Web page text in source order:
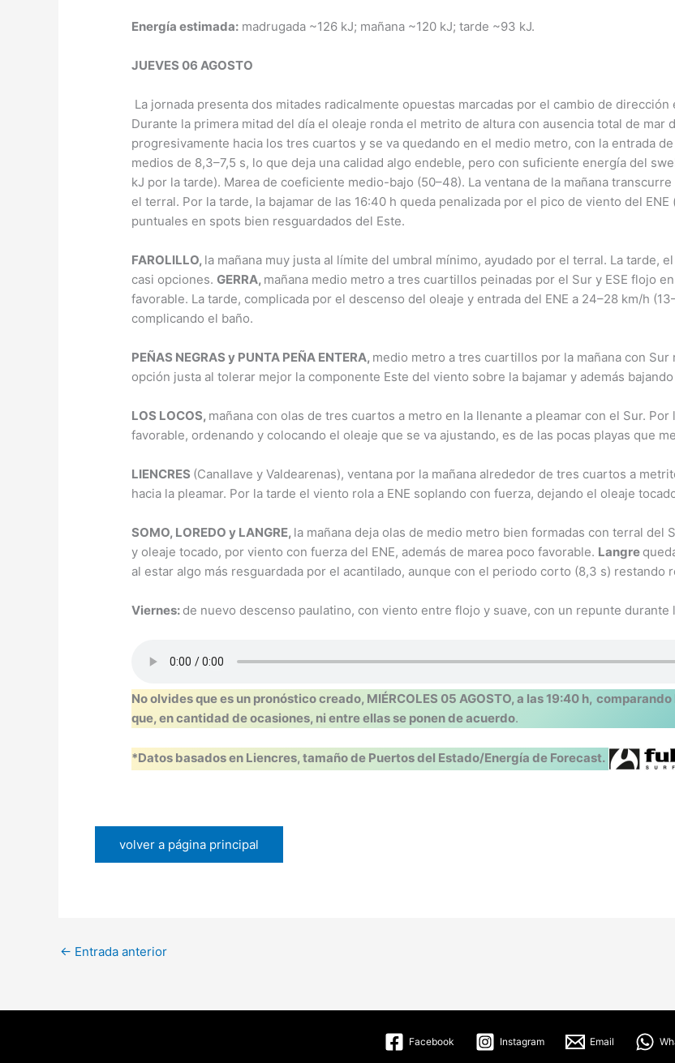
Energía estimada: madrugada ~126 kJ; mañana ~120 kJ; tarde ~93 kJ.
JUEVES 06 AGOSTO
La jornada presenta dos mitades radicalmente opuestas marcadas por el cambio de
Durante la primera mitad del día el oleaje ronda el metrito de altura con ausencia total de mar
progresivamente hacia los tres cuartos y se va quedando en el medio metro, con la entrada
medios de 8,3–7,5 s, lo que deja una calidad algo endeble, pero con suficiente energía del
kJ por la tarde). Marea de coeficiente medio-bajo (50–48). La ventana de la mañana
el terral. Por la tarde, la bajamar de las 16:40 h queda penalizada por el pico de viento del
puntuales en spots bien resguardados del Este.
FAROLILLO, la mañana muy justa al límite del umbral mínimo, ayudado por el terral. La tarde,
casi opciones. GERRA, mañana medio metro a tres cuartillos peinadas por el Sur y ESE flojo
favorable. La tarde, complicada por el descenso del oleaje y entrada del ENE a 24–28 km/h
complicando el baño.
PEÑAS NEGRAS y PUNTA PEÑA ENTERA, medio metro a tres cuartillos por la mañana con
opción justa al tolerar mejor la componente Este del viento sobre la bajamar y además
LOS LOCOS, mañana con olas de tres cuartos a metro en la llenante a pleamar con el Sur.
favorable, ordenando y colocando el oleaje que se va ajustando, es de las pocas playas que
LIENCRES (Canallave y Valdearenas), ventana por la mañana alrededor de tres cuartos a
hacia la pleamar. Por la tarde el viento rola a ENE soplando con fuerza, dejando el oleaje
SOMO, LOREDO y LANGRE, la mañana deja olas de medio metro bien formadas con terral del
y oleaje tocado, por viento con fuerza del ENE, además de marea poco favorable. Langre
al estar algo más resguardada por el acantilado, aunque con el periodo corto (8,3 s) restando
Viernes: de nuevo descenso paulatino, con viento entre flojo y suave, con un repunte durante
No olvides que es un pronóstico creado, MIÉRCOLES 05 AGOSTO, a las 19:40 h, comparando
que, en cantidad de ocasiones, ni entre ellas se ponen de acuerdo.
*Datos basados en Liencres, tamaño de Puertos del Estado/Energía de Forecast.
volver a página principal
← Entrada anterior
Facebook Instagram Email